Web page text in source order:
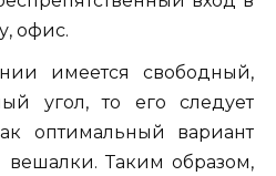
офис.
имеется свободный,
угол, то его следует
оптимальный вариант
Таким образом,